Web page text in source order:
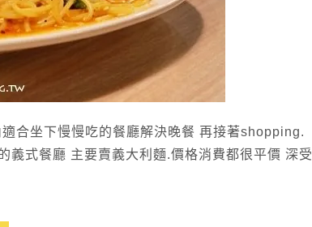
合坐下慢慢吃的餐廳解決晚餐 再接著shopping.
式餐廳 主要賣義大利麵.價格消費都很平價 深受